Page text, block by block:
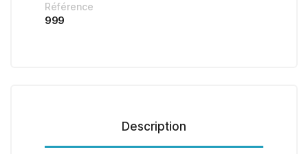
Référence
999
Description